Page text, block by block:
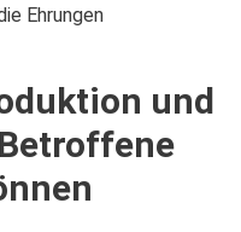
Ehrungen
und